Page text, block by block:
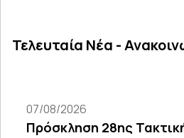
Τελευταία Νέα -
07/08/2026
Πρόσκληση 28ης